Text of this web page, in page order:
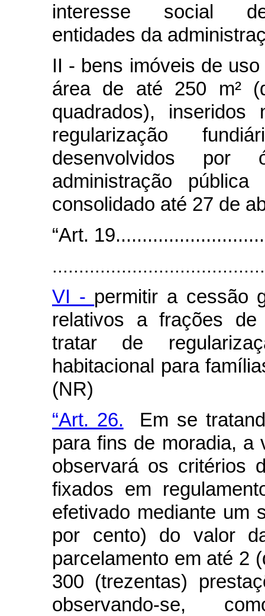
interesse social
entidades da
II - bens imóveis de
área de até 250 m²
quadrados),
regularização
desenvolvidos
administração
consolidado até 27 de
“Art.
VI - permitir a cessão
relativos a frações
tratar de
habitacional para
(NR)
“Art. 26. Em se
para fins de moradia, a
observará os critérios
fixados em
efetivado mediante um
por cento) do valor
parcelamento em até 2
300 (trezentas)
observando-se,